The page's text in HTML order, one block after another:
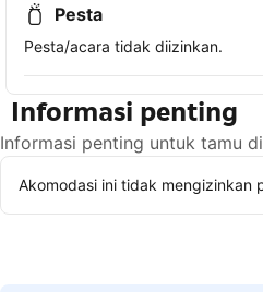
Pesta
Pesta/acara tidak diizinkan.
Informasi penting
Informasi penting untuk tamu
Akomodasi ini tidak mengizinkan